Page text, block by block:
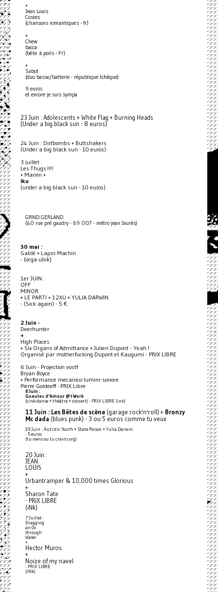
+
Jean Louis
Costes
(chansons romantiques - fr)
+
Chew
bacca
(bête à poils - Fr)
+
Sabot
(duo basse/batterie - république tchèque)
9 euros
et encore je suis sympa
23 Juin : Adolescents + White Flag + Burning Heads
(Under a big black sun - 8 euros)
24 Juin : Dirtbombs + Buttshakers
(Under a big black sun - 10 euros)
3 juillet :
Les Thugs !!!!
+ Marvin +
Iku
(under a big black sun - 10 euros)
GRND GERLAND
(40 rue pré gaudry - 69 007 - métro jean Jaurès)
30 mai :
Gablé + Lapin Machin
- (orga ubik)
1er JUIN :
OFF
MINOR
+ LE PARTI + 12XU + YULIA DARWIN
- (Sick again) - 5 €
2 Juin -
Deerhunter
+
High Places
+ Six Organs of Admittance + Julien Dupont - Yeah !
Organisé par motherfucking Dupont et Kaugumi - PRIX LIBRE
6 Juin - Projection vostf
Bryan Boyce
+ Performance mecanico-lumini-sonore
Pierre Gordeeff - PRIX Libre
8 Juin :
Gueules d'Amour @t Work
(ciné-danse + théâtre + concert) - PRIX LIBRE (ink)
11 Juin : Les Bëtes de scène(garage rock'n'roll) + Bronzy
Mc dada (blues punk) - 3 ou 5 euros comme tu veux
19 Juin : Autistic Youth + State Poison + Yulia Darwin
- 5 euros
(tu viens ou tu crains org)
20 Juin :
JEAN
LOUIS
+
Urbantramper & 10,000 times Glorious
+
Sharon Tate
- PRIX LIBRE
(iNk)
7 Juillet :
Dragging
an Ox
through
Water
+
Hector Muros
+
Noize of my navel
- PRIX LIBRE
(iNk)